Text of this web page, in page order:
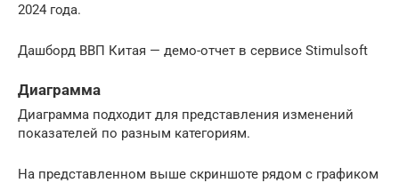
2024 года.
Дашборд ВВП Китая — демо-отчет в сервисе Stimulsoft
Диаграмма
Диаграмма подходит для представления изменений
показателей по разным категориям.
На представленном выше скриншоте рядом с графиком